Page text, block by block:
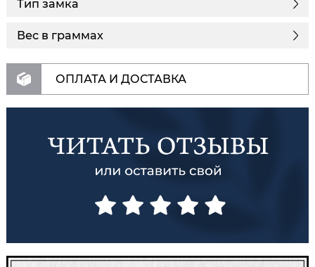
Тип замка
Вес в граммах
ОПЛАТА И ДОСТАВКА